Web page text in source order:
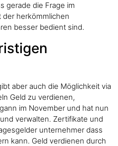
gerade die Frage im
herkömmlichen
besser bedient sind.
aber auch die Möglichkeit via
Geld zu verdienen,
im November und hat nun
verwalten. Zertifikate und
unternehmer dass
kann. Geld verdienen durch